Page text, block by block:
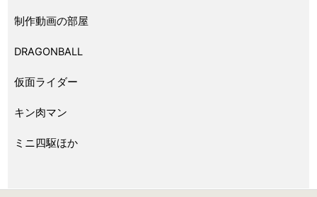
制作動画の部屋
DRAGONBALL
仮面ライダー
キン肉マン
ミニ四駆ほか